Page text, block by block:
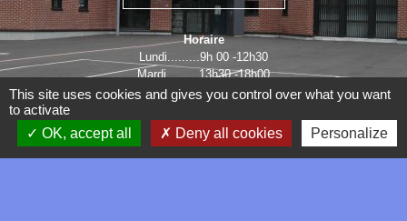
Horaire
Lundi.........9h 00 -12h30
Mardi.........13h30 -18h00
Mercredi ...............fermée
Vendredi ..13h30 -16h30
This site uses cookies and gives you control over what you want
to activate
OK, accept all
Deny all cookies Personalize